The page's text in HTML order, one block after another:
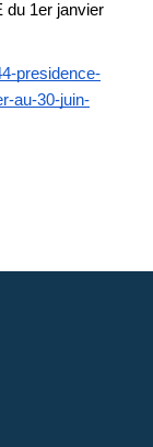
du 1er janvier
presidence-
au-30-juin-